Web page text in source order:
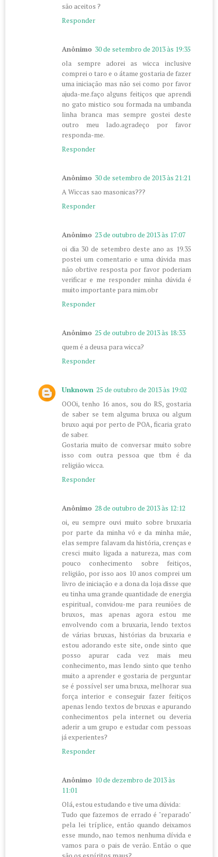
são aceitos ?
Responder
Anônimo 30 de setembro de 2013 às 19:35
ola sempre adorei as wicca inclusive
comprei o taro e o átame gostaria de fazer
uma iniciação mas não sei como por favor
ajuda-me.faço alguns feitiços que aprendi
no gato mistico sou formada na umbanda
linha branca mas sempre gostei deste
outro meu lado.agradeço por favor
responda-me.
Responder
Anônimo 30 de setembro de 2013 às 21:21
A Wiccas sao masonicas???
Responder
Anônimo 23 de outubro de 2013 às 17:07
oi dia 30 de setembro deste ano as 19.35
postei um comentario e uma dúvida mas
não obrtive resposta por favor poderiam
verificar e me responder minha dúvida é
muito importante para mim.obr
Responder
Anônimo 25 de outubro de 2013 às 18:33
quem é a deusa para wicca?
Responder
Unknown 25 de outubro de 2013 às 19:02
OOOi, tenho 16 anos, sou do RS, gostaria
de saber se tem alguma bruxa ou algum
bruxo aqui por perto de POA, ficaria grato
de saber.
Gostaria muito de conversar muito sobre
isso com outra pessoa que tbm é da
religião wicca.
Responder
Anônimo 28 de outubro de 2013 às 12:12
oi, eu sempre ouvi muito sobre bruxaria
por parte da minha vó e da minha mãe,
elas sempre falavam da história, crenças e
cresci muito ligada a natureza, mas com
pouco conhecimento sobre feitiços,
religião, por isso aos 10 anos comprei um
livro de iniciação e a dona da loja disse que
eu tinha uma grande quantidade de energia
espiritual, convidou-me para reuniões de
bruxos, mas apenas agora estou me
envolvendo com a bruxaria, lendo textos
de várias bruxas, histórias da bruxaria e
estou adorando este site, onde sinto que
posso apurar cada vez mais meu
conhecimento, mas lendo sinto que tenho
muito a aprender e gostaria de perguntar
se é possível ser uma bruxa, melhorar sua
força interior e conseguir fazer feitiços
apenas lendo textos de bruxas e apurando
conhecimentos pela internet ou deveria
aderir a um grupo e estudar com pessoas
já experientes?
Responder
Anônimo 10 de dezembro de 2013 às
11:01
Olá, estou estudando e tive uma dúvida:
Tudo que fazemos de errado é "reparado"
pela lei tríplice, então quando deixamos
esse mundo, nao temos nenhuma dívida e
vamos para o pais de verão. Então o que
são os espíritos maus?